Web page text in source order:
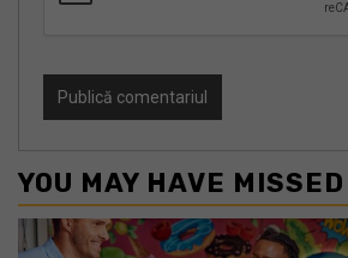
YOU MAY HAVE MISSED